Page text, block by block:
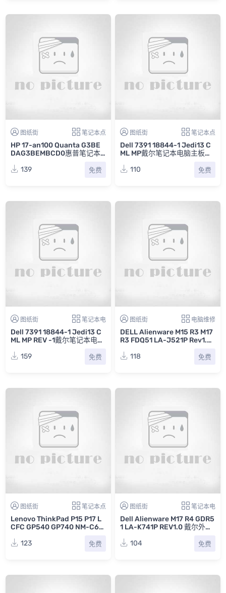
图纸街 笔记本点
HP 17-an100 Quanta G3BE
DAG3BEMBCD0惠普笔记本
139
免费
图纸街 笔记本点
Dell 7391 18844-1 Jedi13 C
ML MP戴尔笔记本电脑主板点
110
免费
图纸街 笔记本电
Dell 7391 18844-1 Jedi13 C
ML MP REV -1戴尔笔记本电脑
159
免费
图纸街 电脑维修
DELL Alienware M15 R3 M17
R3 FDQ51 LA-J521P Rev1.0
片 118 免费
图纸街 笔记本点
Lenovo ThinkPad P15 P17 L
CFC GP540 GP740 NM-C65
主板点位图合集
123 免费
图纸街 笔记本电
Dell Alienware M17 R4 GDR5
1 LA-K741P REV1.0 戴尔外星
104
免费